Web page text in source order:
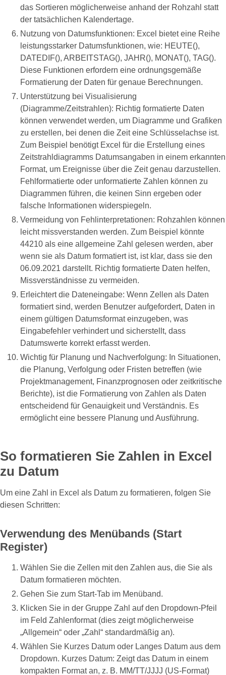
das Sortieren möglicherweise anhand der Rohzahl statt
der tatsächlichen Kalendertage.
Nutzung von Datumsfunktionen: Excel bietet eine Reihe
leistungsstarker Datumsfunktionen, wie: HEUTE(),
DATEDIF(), ARBEITSTAG(), JAHR(), MONAT(), TAG().
Diese Funktionen erfordern eine ordnungsgemäße
Formatierung der Daten für genaue Berechnungen.
Unterstützung bei Visualisierung
(Diagramme/Zeitstrahlen): Richtig formatierte Daten
können verwendet werden, um Diagramme und Grafiken
zu erstellen, bei denen die Zeit eine Schlüsselachse ist.
Zum Beispiel benötigt Excel für die Erstellung eines
Zeitstrahldiagramms Datumsangaben in einem erkannten
Format, um Ereignisse über die Zeit genau darzustellen.
Fehlformatierte oder unformatierte Zahlen können zu
Diagrammen führen, die keinen Sinn ergeben oder
falsche Informationen widerspiegeln.
Vermeidung von Fehlinterpretationen: Rohzahlen können
leicht missverstanden werden. Zum Beispiel könnte
44210 als eine allgemeine Zahl gelesen werden, aber
wenn sie als Datum formatiert ist, ist klar, dass sie den
06.09.2021 darstellt. Richtig formatierte Daten helfen,
Missverständnisse zu vermeiden.
Erleichtert die Dateneingabe: Wenn Zellen als Daten
formatiert sind, werden Benutzer aufgefordert, Daten in
einem gültigen Datumsformat einzugeben, was
Eingabefehler verhindert und sicherstellt, dass
Datumswerte korrekt erfasst werden.
Wichtig für Planung und Nachverfolgung: In Situationen,
die Planung, Verfolgung oder Fristen betreffen (wie
Projektmanagement, Finanzprognosen oder zeitkritische
Berichte), ist die Formatierung von Zahlen als Daten
entscheidend für Genauigkeit und Verständnis. Es
ermöglicht eine bessere Planung und Ausführung.
So formatieren Sie Zahlen in Excel
zu Datum
Um eine Zahl in Excel als Datum zu formatieren, folgen Sie
diesen Schritten:
Verwendung des Menübands (Start
Register)
Wählen Sie die Zellen mit den Zahlen aus, die Sie als
Datum formatieren möchten.
Gehen Sie zum Start-Tab im Menüband.
Klicken Sie in der Gruppe Zahl auf den Dropdown-Pfeil
im Feld Zahlenformat (dies zeigt möglicherweise
„Allgemein“ oder „Zahl“ standardmäßig an).
Wählen Sie Kurzes Datum oder Langes Datum aus dem
Dropdown. Kurzes Datum: Zeigt das Datum in einem
kompakten Format an, z. B. MM/TT/JJJJ (US-Format)